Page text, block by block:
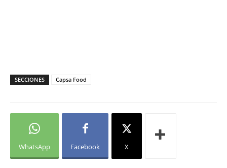
SECCIONES Capsa Food
WhatsApp Facebook X